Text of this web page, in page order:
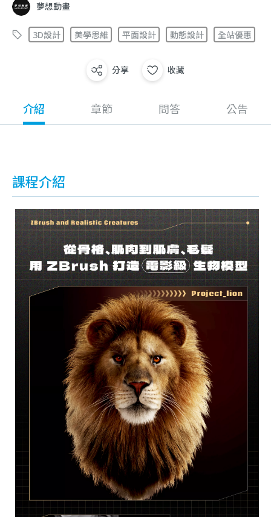
夢想動畫
3D設計 美學思維 平面設計 動態設計 全站優惠
分享 收藏
介紹 章節 問答 公告
課程介紹